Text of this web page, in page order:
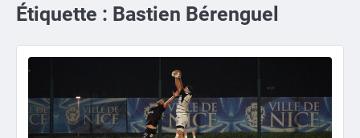
Étiquette : Bastien Bérenguel